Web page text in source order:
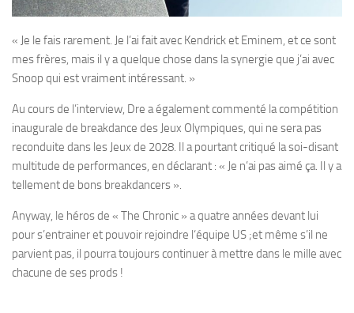
« Je le fais rarement. Je l’ai fait avec Kendrick et Eminem, et ce sont
mes frères, mais il y a quelque chose dans la synergie que j’ai avec
Snoop qui est vraiment intéressant. »
Au cours de l’interview, Dre a également commenté la compétition
inaugurale de breakdance des Jeux Olympiques, qui ne sera pas
reconduite dans les Jeux de 2028. Il a pourtant critiqué la soi-disant
multitude de performances, en déclarant : « Je n’ai pas aimé ça. Il y a
tellement de bons breakdancers ».
Anyway, le héros de « The Chronic » a quatre années devant lui
pour s’entrainer et pouvoir rejoindre l‘équipe US ;et même s’il ne
parvient pas, il pourra toujours continuer à mettre dans le mille avec
chacune de ses prods !